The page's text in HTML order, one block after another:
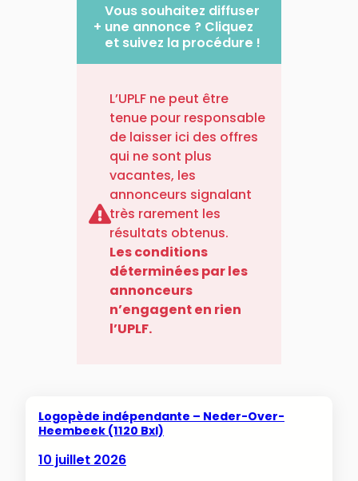
+
Vous souhaitez diffuser
une annonce ? Cliquez
et suivez la procédure !
L’UPLF ne peut être
tenue pour responsable
de laisser ici des offres
qui ne sont plus
vacantes, les
annonceurs signalant
très rarement les
résultats obtenus.
Les conditions
déterminées par les
annonceurs
n’engagent en rien
l’UPLF.
Logopède indépendante – Neder-Over-
Heembeek (1120 Bxl)
10 juillet 2026